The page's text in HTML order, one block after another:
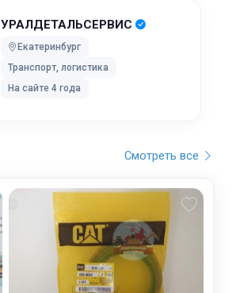
УРАЛДЕТАЛЬСЕРВИС
Екатеринбург
Транспорт, логистика
На сайте 4 года
Смотреть все